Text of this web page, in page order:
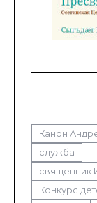
Канон
служба
священник
Конкурс